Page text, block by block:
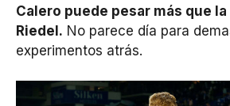
Calero puede pesar más que
Riedel. No parece día para
experimentos atrás.